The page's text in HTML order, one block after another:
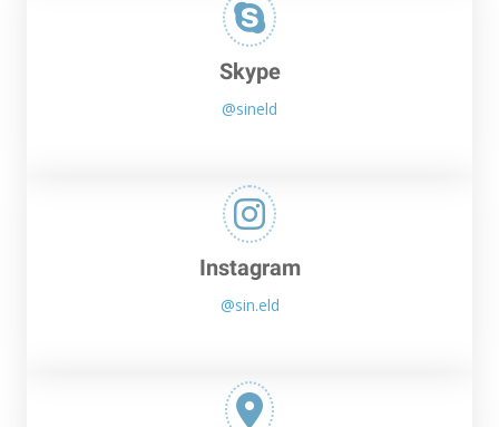
Skype
@sineld
Instagram
@sin.eld